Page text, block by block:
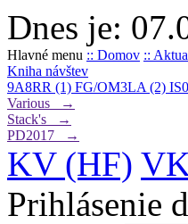
Dnes je:
Hlavné menu :: Domov ::
Kniha návštev
9A8RR (1) FG/OM3LA (2)
Various →
Stack's →
PD2017 →
KV (HF)
Prihlásenie